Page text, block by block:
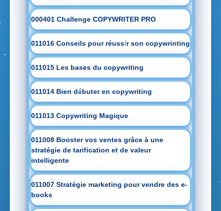
000401 Challenge COPYWRITER PRO
011016 Conseils pour réussir son copywrinting
011015 Les bases du copywriting
011014 Bien débuter en copywriting
011013 Copywriting Magique
011008 Booster vos ventes grâce à une
stratégie de tarification et de valeur
intelligente
011007 Stratégie marketing pour vendre des e-
books